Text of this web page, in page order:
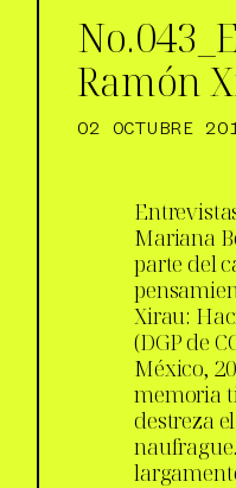
Ramón
02 OCTUBRE
Mariana
parte del
Xirau:
(DGP de
México,
memoria
destreza